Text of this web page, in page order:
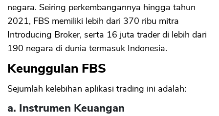
negara. Seiring perkembangannya hingga tahun
2021, FBS memiliki lebih dari 370 ribu mitra
Introducing Broker, serta 16 juta trader di lebih dari
190 negara di dunia termasuk Indonesia.
Keunggulan FBS
Sejumlah kelebihan aplikasi trading ini adalah:
a. Instrumen Keuangan